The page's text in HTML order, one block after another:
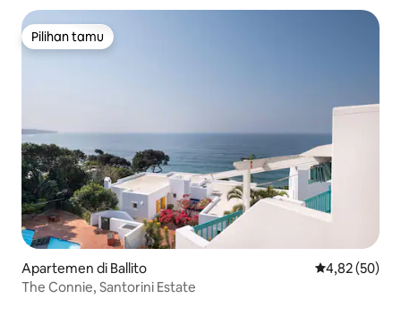
Pilihan tamu
Pilihan tamu
Apartemen di Ballito Nilai rata-rata
4,82 (50)
The Connie, Santorini Estate